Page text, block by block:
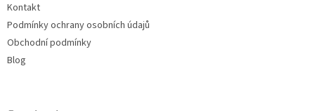
Kontakt
Podmínky ochrany osobních údajů
Obchodní podmínky
Blog